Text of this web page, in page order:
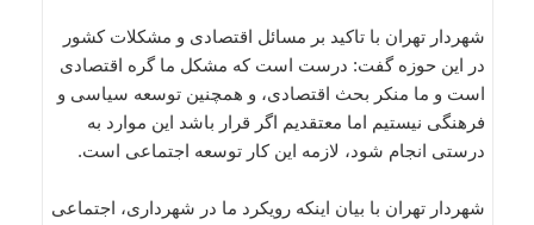
شهردار تهران با تاکید بر مسائل اقتصادی و مشکلات کشور
در این حوزه گفت: درست است که مشکل ما گره اقتصادی
است و ما منکر بحث اقتصادی، و همچنین توسعه سیاسی و
فرهنگی نیستیم اما معتقدیم اگر قرار باشد این موارد به
درستی انجام شود، لازمه این کار توسعه اجتماعی است.
شهردار تهران با بیان اینکه رویکرد ما در شهرداری، اجتماعی